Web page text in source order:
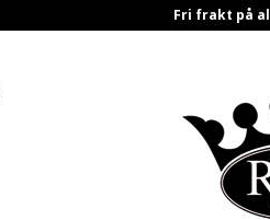
Fri frakt på